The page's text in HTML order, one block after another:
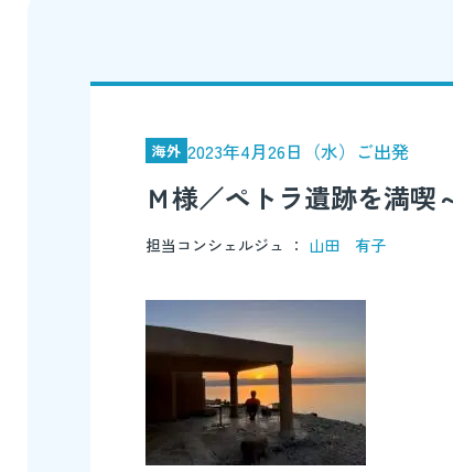
海外 2023年4月26日（水）ご出発
Ｍ様／ペトラ遺跡を満喫
担当コンシェルジュ ： 山田 有子